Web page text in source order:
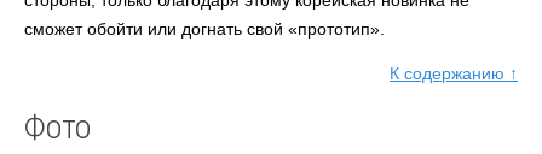
сможет обойти или догнать свой «прототип».
К содержанию ↑
Фото